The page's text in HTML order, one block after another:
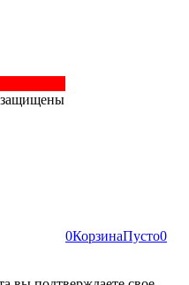
защищены
0КорзинаПусто0